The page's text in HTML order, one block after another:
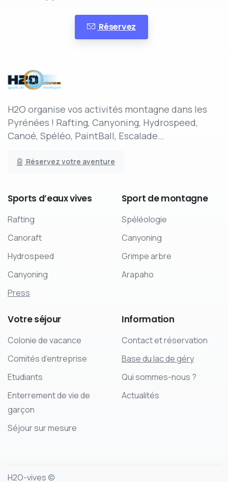
Réservez
H2O organise vos activités montagne dans les
Pyrénées ! Rafting, Canyoning, Hydrospeed,
Canoé, Spéléo, PaintBall, Escalade…
Réservez votre aventure
Sports d’eauxvives
Rafting
Canoraft
Hydrospeed
Canyoning
Press
Sport demontagne
Spéléologie
Canyoning
Grimpe arbre
Arapaho
Votreséjour
Colonie de vacance
Comités d’entreprise
Etudiants
Enterrement de vie de
garçon
Séjour sur mesure
Information
Contact et réservation
Base du lac de géry
Qui sommes-nous ?
Actualités
H2O-vives ©